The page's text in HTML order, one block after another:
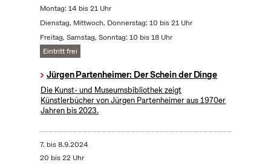
Montag: 14 bis 21 Uhr
Dienstag, Mittwoch, Donnerstag: 10 bis 21 Uhr
Freitag, Samstag, Sonntag: 10 bis 18 Uhr
Eintritt frei
Jürgen Partenheimer: Der Schein der Dinge
Die Kunst- und Museumsbibliothek zeigt
Künstlerbücher von Jürgen Partenheimer aus 1970er
Jahren bis 2023.
7. bis8.9.2024
20 bis 22 Uhr